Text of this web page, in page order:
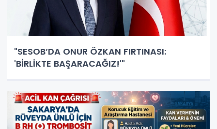
"SESOB’DA ONUR ÖZKAN FIRTINASI:
'BİRLİKTE BAŞARACAĞIZ!'"